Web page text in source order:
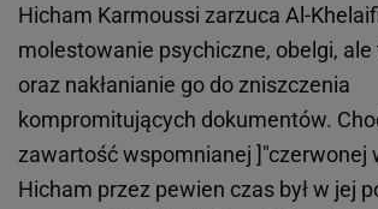
Hicham Karmoussi zarzuca Al-
molestowanie psychiczne, obelgi,
oraz nakłanianie go do zniszczenia
kompromitujących dokumentów.
zawartość wspomnianej ]"czerwonej
Hicham przez pewien czas był w jej